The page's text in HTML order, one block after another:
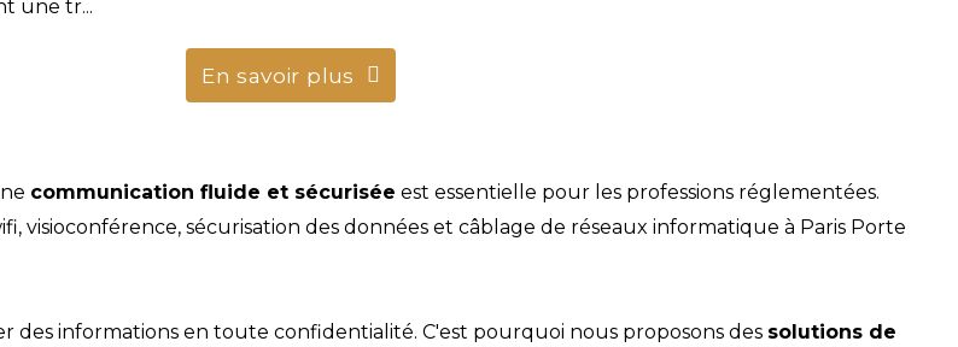
une tr...
En savoir plus
communication fluide et sécurisée est essentielle pour les professions réglementées.
visioconférence, sécurisation des données et câblage de réseaux informatique à Paris Porte
informations en toute confidentialité. C'est pourquoi nous proposons des solutions de